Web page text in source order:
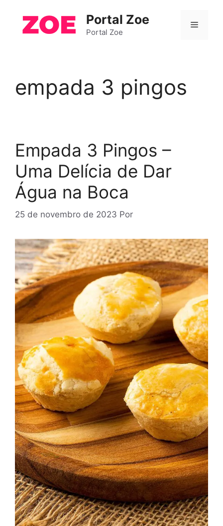
Portal Zoe
Portal Zoe
Menu
empada 3 pingos
Empada 3 Pingos –
Uma Delícia de Dar
Água na Boca
25 de novembro de 2023 Por